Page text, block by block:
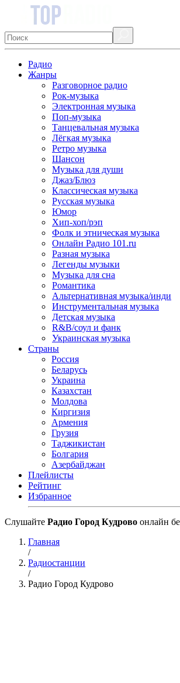
Радио
Жанры
Разговорное радио
Рок-музыка
Электронная музыка
Поп-музыка
Танцевальная музыка
Лёгкая музыка
Ретро музыка
Шансон
Музыка для души
Джаз/Блюз
Классическая музыка
Русская музыка
Юмор
Хип-хоп/рэп
Фолк и этническая музыка
Онлайн Радио 101.ru
Разная музыка
Легенды музыки
Музыка для сна
Романтика
Альтернативная музыка/инди
Инструментальная музыка
Детская музыка
R&B/cоул и фанк
Украинская музыка
Страны
Россия
Беларусь
Украина
Казахстан
Молдова
Киргизия
Армения
Грузия
Таджикистан
Болгария
Азербайджан
Плейлисты
Рейтинг
Избранное
Cлушайте Радио Город Кудрово онлайн
Главная
/
Радиостанции
/
Радио Город Кудрово